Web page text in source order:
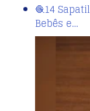
🧶14
Bebês e…